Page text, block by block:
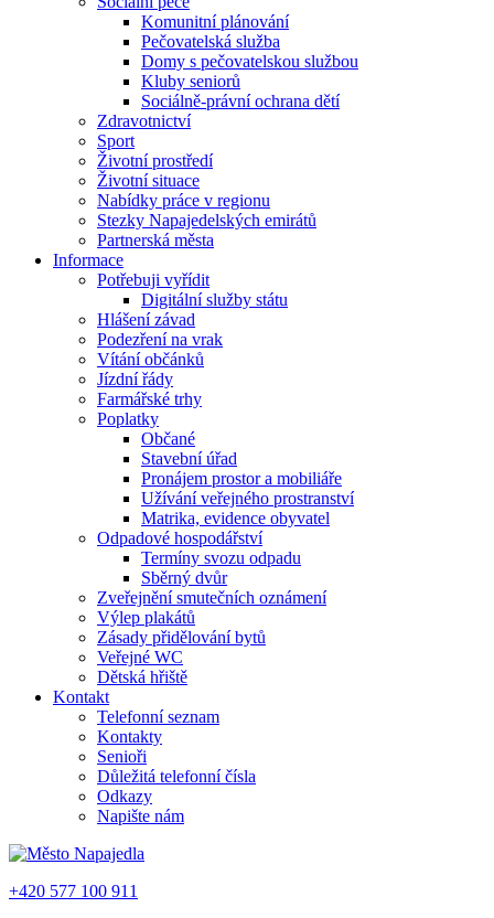
Komunitní plánování
Pečovatelská služba
Domy s pečovatelskou službou
Kluby seniorů
Sociálně-právní ochrana dětí
Zdravotnictví
Sport
Životní prostředí
Životní situace
Nabídky práce v regionu
Stezky Napajedelských emirátů
Partnerská města
Informace
Potřebuji vyřídit
Digitální služby státu
Hlášení závad
Podezření na vrak
Vítání občánků
Jízdní řády
Farmářské trhy
Poplatky
Občané
Stavební úřad
Pronájem prostor a mobiliáře
Užívání veřejného prostranství
Matrika, evidence obyvatel
Odpadové hospodářství
Termíny svozu odpadu
Sběrný dvůr
Zveřejnění smutečních oznámení
Výlep plakátů
Zásady přidělování bytů
Veřejné WC
Dětská hřiště
Kontakt
Telefonní seznam
Kontakty
Senioři
Důležitá telefonní čísla
Odkazy
Napište nám
+420 577 100 911